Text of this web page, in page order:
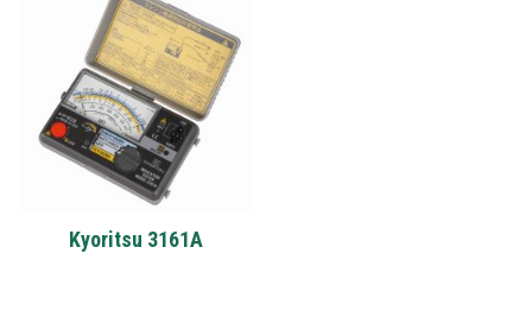
Kyoritsu 3161A